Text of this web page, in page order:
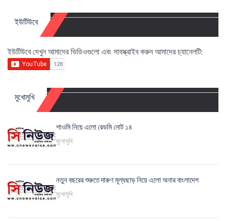
ইউটিউবে
ইউটিউবে দেখুন আমাদের ভিডিওগুলো এবং সাবস্ক্রাইব করুন আমাদের চ্যানেলটি:
মুখোমুখি
শাওমি নিয়ে এলো রেডমি নোট ১৪
মুখোমুখি
নতুন বছরের শুরুতে দারুণ মূল্যছাড় নিয়ে এলো অনার বাংলাদেশ
মুখোমুখি